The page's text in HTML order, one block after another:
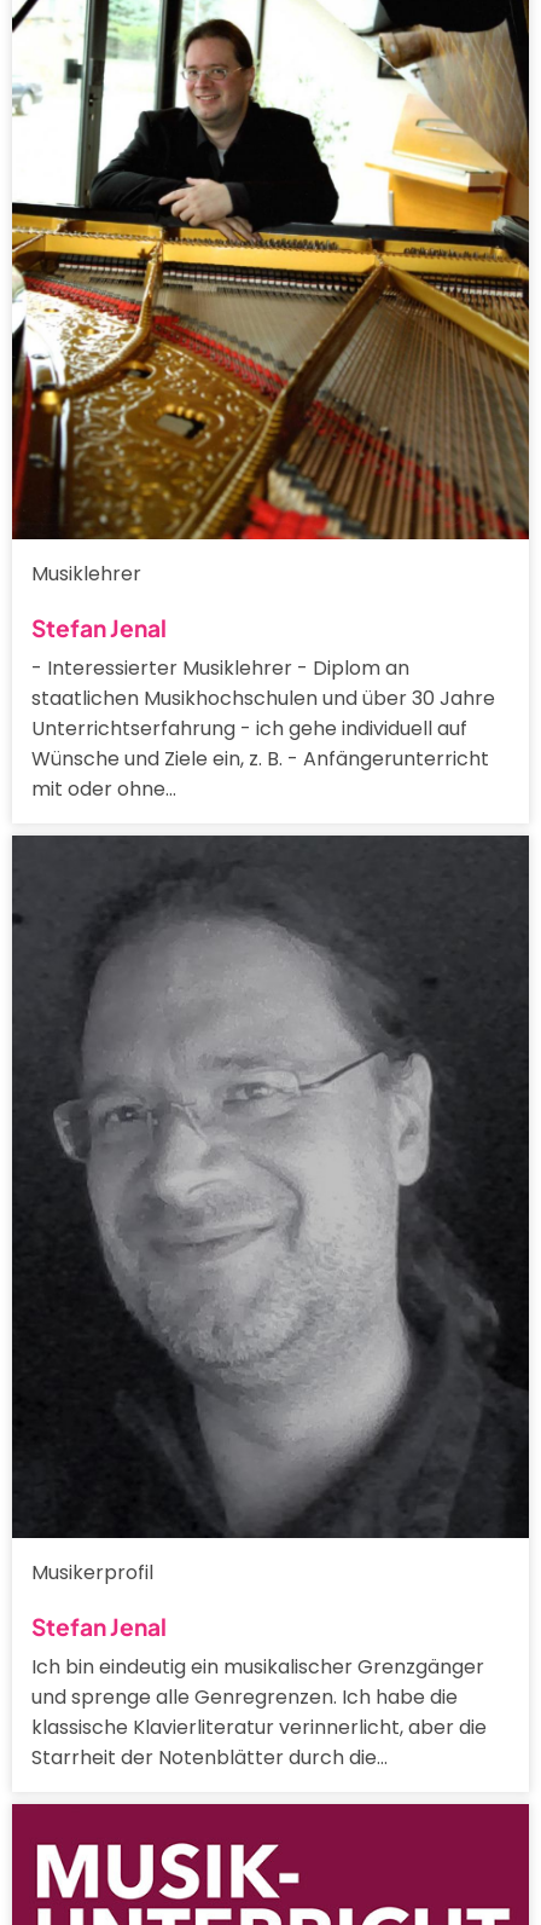
Musiklehrer
Stefan Jenal
- Interessierter Musiklehrer - Diplom an
staatlichen Musikhochschulen und über 30 Jahre
Unterrichtserfahrung - ich gehe individuell auf
Wünsche und Ziele ein, z. B. - Anfängerunterricht
mit oder ohne…
Musikerprofil
Stefan Jenal
Ich bin eindeutig ein musikalischer Grenzgänger
und sprenge alle Genregrenzen. Ich habe die
klassische Klavierliteratur verinnerlicht, aber die
Starrheit der Notenblätter durch die…